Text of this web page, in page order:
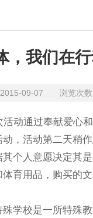
，我们在
2015-09-07 浏览次数
动通过奉献爱心
，活动第二天稍
个人意愿决定其
育用品，购买的
学校是一所特殊